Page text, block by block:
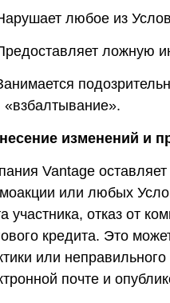
любое из
ложную
«взбалтывание».
изменений и
Vantage
или любых
участника, отказ от
кредита. Это
или
почте и